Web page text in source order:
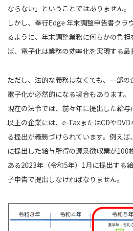
ならない」ということではありません。
しかし、奉行Edge 年末調整申告書クラ
るように、年末調整業務に何らかの負
ば、電子化は業務の効率化を実現する最
ただし、法的な義務はなくても、一部
電子化が必然的になる場合もあります。
現在の法令では、前々年に提出した給
以上の企業には、e-TaxまたはCDや
る提出が義務づけられています。例え
に提出した給与所得の源泉徴収票が100
ある2023年（令和5年）1月に提出する
子申告で提出しなければなりません。